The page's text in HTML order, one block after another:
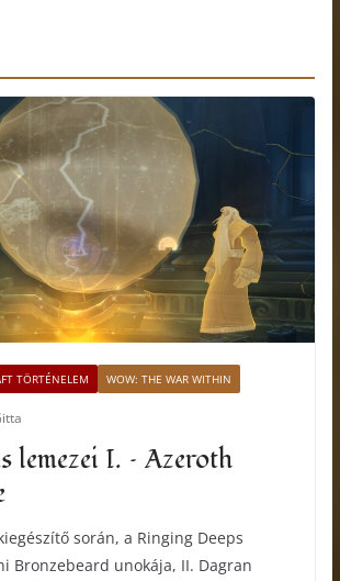
TÖRTÉNELEM WOW: THE WAR WITHIN
lemezei I. – Azeroth
során, a Ringing Deeps
Bronzebeard unokája, II. Dagran